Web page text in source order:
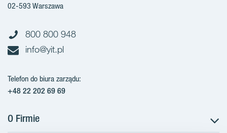
02-593 Warszawa
800 800 948
info@yit.pl
Telefon do biura zarządu:
+48 22 202 69 69
O Firmie